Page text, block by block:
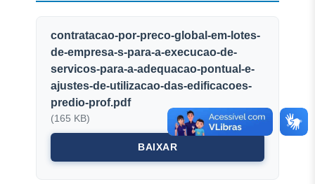
contratacao-por-preco-global-em-lotes-
de-empresa-s-para-a-execucao-de-
servicos-para-a-adequacao-pontual-e-
ajustes-de-utilizacao-das-edificacoes-
predio-prof.pdf
(165 KB)
BAIXAR